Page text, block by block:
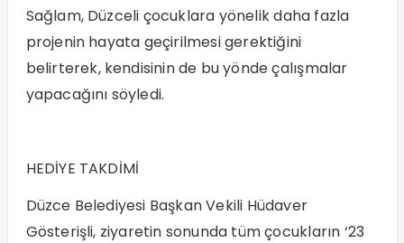
Sağlam, Düzceli çocuklara yönelik daha fazla
projenin hayata geçirilmesi gerektiğini
belirterek, kendisinin de bu yönde çalışmalar
yapacağını söyledi.
HEDİYE TAKDİMİ
Düzce Belediyesi Başkan Vekili Hüdaver
Gösterişli, ziyaretin sonunda tüm çocukların ‘23